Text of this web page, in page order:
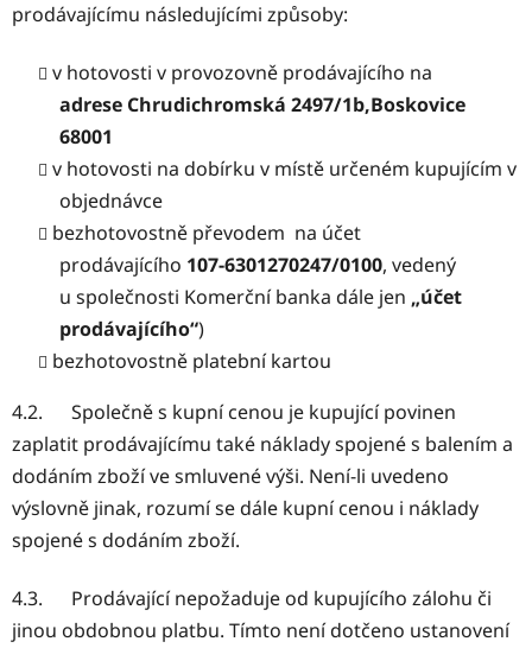
prodávajícímu následujícími způsoby:
v hotovosti v provozovně prodávajícího na
adrese Chrudichromská 2497/1b,Boskovice
68001
v hotovosti na dobírku v místě určeném kupujícím v
objednávce
bezhotovostně převodem na účet
prodávajícího 107-6301270247/0100, vedený
u společnosti Komerční banka dále jen „účet
prodávajícího“)
bezhotovostně platební kartou
4.2. Společně s kupní cenou je kupující povinen
zaplatit prodávajícímu také náklady spojené s balením a
dodáním zboží ve smluvené výši. Není-li uvedeno
výslovně jinak, rozumí se dále kupní cenou i náklady
spojené s dodáním zboží.
4.3. Prodávající nepožaduje od kupujícího zálohu či
jinou obdobnou platbu. Tímto není dotčeno ustanovení